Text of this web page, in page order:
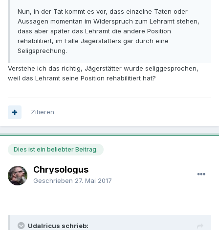
Nun, in der Tat kommt es vor, dass einzelne Taten oder
Aussagen momentan im Widerspruch zum Lehramt stehen,
dass aber später das Lehramt die andere Position
rehabilitiert, im Falle Jägerstätters gar durch eine
Seligsprechung.
Verstehe ich das richtig, Jägerstätter wurde seliggesprochen,
weil das Lehramt seine Position rehabilitiert hat?
Zitieren
Dies ist ein beliebter Beitrag.
Chrysologus
Geschrieben 27. Mai 2017
Udalricus schrieb: